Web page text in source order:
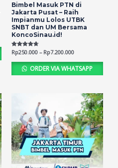
Bimbel Masuk PTN di
Jakarta Pusat – Raih
Impianmu Lolos UTBK
SNBT dan UM Bersama
KoncoSinau.id!
Rated
4.70
out of 5
Rp250.000 – Rp7.200.000
ORDER VIA WHATSAPP